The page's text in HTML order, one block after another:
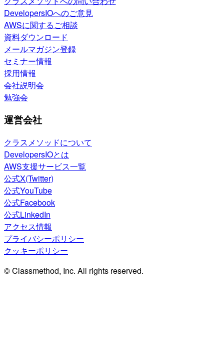
DevelopersIOへのご意見
AWSに関するご相談
資料ダウンロード
メールマガジン登録
セミナー情報
採用情報
会社説明会
勉強会
運営会社
クラスメソッドについて
DevelopersIOとは
AWS支援サービス一覧
公式X(Twitter)
公式YouTube
公式Facebook
公式LinkedIn
アクセス情報
プライバシーポリシー
クッキーポリシー
© Classmethod, Inc. All rights reserved.